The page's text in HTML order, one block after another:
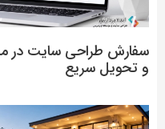
سفارش طراحی سایت در
و تحویل سریع